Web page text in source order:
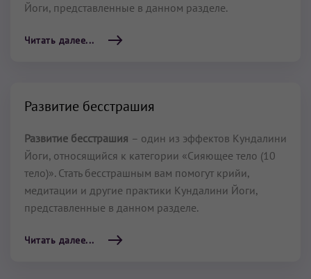
Йоги, представленные в данном разделе.
Читать далее...
Развитие бесстрашия
Развитие бесстрашия – один из эффектов Кундалини
Йоги, относящийся к категории «Сияющее тело (10
тело)». Стать бесстрашным вам помогут крийи,
медитации и другие практики Кундалини Йоги,
представленные в данном разделе.
Читать далее...